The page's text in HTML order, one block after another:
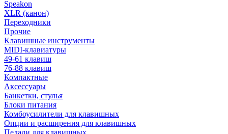
Speakon
XLR (канон)
Переходники
Прочие
Клавишные инструменты
MIDI-клавиатуры
49-61 клавиш
76-88 клавиш
Компактные
Аксессуары
Банкетки, стулья
Блоки питания
Комбоусилители для клавишных
Опции и расширения для клавишных
Педали для клавишных